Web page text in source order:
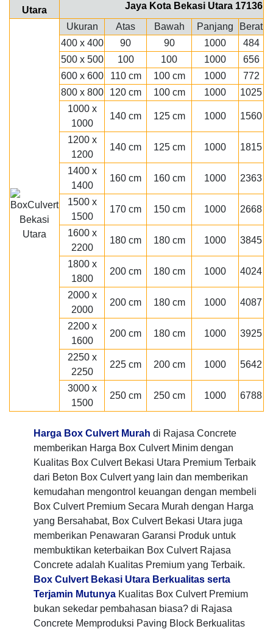
Jaya Kota Bekasi Utara 17136
Ukuran
Atas Bawah Panjang
Berat
400 x 400
90 90 1000
484
500 x 500
100 100 1000
656
600 x 600
110 cm 100 cm 1000
772
800 x 800
120 cm 100 cm 1000
1025
1000 x
1000
140 cm 125 cm 1000 1560
1200 x
1200
140 cm 125 cm 1000 1815
1400 x
1400
160 cm 160 cm 1000 2363
1500 x
1500
170 cm 150 cm 1000 2668
1600 x
2200
180 cm 180 cm 1000 3845
1800 x
1800
200 cm 180 cm 1000 4024
2000 x
2000
200 cm 180 cm 1000 4087
2200 x
1600
200 cm 180 cm 1000 3925
2250 x
2250
225 cm 200 cm 1000 5642
3000 x
1500
250 cm 250 cm 1000 6788
Harga Box Culvert Murah di Rajasa Concrete
memberikan Harga Box Culvert Minim dengan
Kualitas Box Culvert Bekasi Utara Premium Terbaik
dari Beton Box Culvert yang lain dan memberikan
kemudahan mengontrol keuangan dengan membeli
Box Culvert Premium Secara Murah dengan Harga
yang Bersahabat, Box Culvert Bekasi Utara juga
memberikan Penawaran Garansi Produk untuk
membuktikan keterbaikan Box Culvert Rajasa
Concrete adalah Kualitas Premium yang Terbaik.
Box Culvert Bekasi Utara Berkualitas serta
Terjamin Mutunya Kualitas Box Culvert Premium
bukan sekedar pembahasan biasa? di Rajasa
Concrete Memproduksi Paving Block Berkualitas